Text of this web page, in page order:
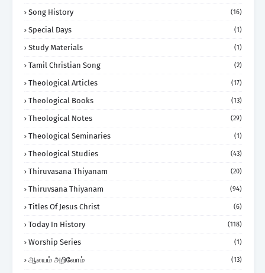
Song History (16)
Special Days (1)
Study Materials (1)
Tamil Christian Song (2)
Theological Articles (17)
Theological Books (13)
Theological Notes (29)
Theological Seminaries (1)
Theological Studies (43)
Thiruvasana Thiyanam (20)
Thiruvsana Thiyanam (94)
Titles Of Jesus Christ (6)
Today In History (118)
Worship Series (1)
ஆலயம் அறிவோம் (13)